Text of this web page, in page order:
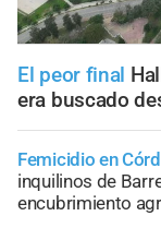
El peor final
era buscado
Femicidio en
inquilinos de
encubrimiento